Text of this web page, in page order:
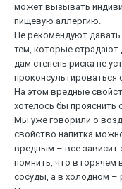
может вызывать
пищевую аллергию.
Не рекомендуют
тем, которые страдают
дам степень риска не
проконсультироваться
На этом вредные
хотелось бы прояснить
Мы уже говорили о
свойство напитка
вредным – все зависит
помнить, что в горячем
сосуды, а в холодном –